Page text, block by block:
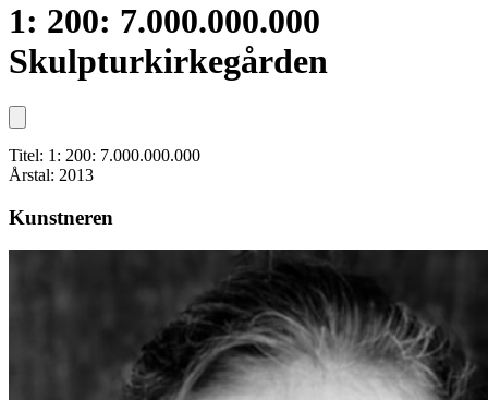
1: 200: 7.000.000.000
Skulpturkirkegården
Titel: 1: 200: 7.000.000.000
Årstal: 2013
Kunstneren